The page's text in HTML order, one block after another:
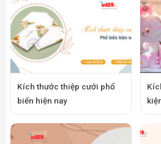
Kích thước thiệp cưới phổ
biến hiện nay